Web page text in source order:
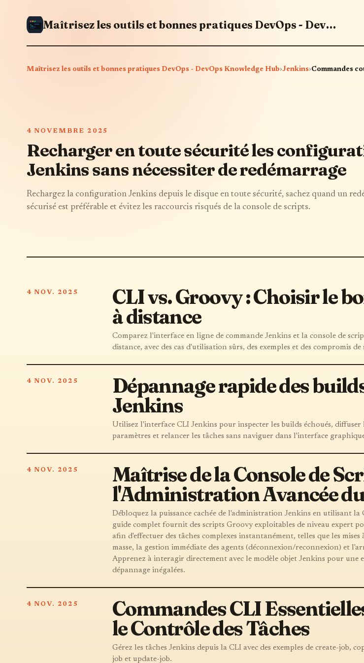
Maîtrisez les outils et bonnes pratiques DevOps - DevOps Knowledge Hub
Maîtrisez les outils et bonnes pratiques DevOps - DevOps Knowledge Hub›Jenkins›Commandes
4 NOVEMBRE 2025
Recharger en toute sécurité les
Jenkins sans nécessiter de redémarrage
Rechargez la configuration Jenkins depuis le disque en toute sécurité, sachez quand un
sécurisé est préférable et évitez les raccourcis risqués de la console de scripts.
4 NOV. 2025
CLI vs. Groovy : Choisir le
à distance
Comparez l'interface en ligne de commande Jenkins et la console de
distance, avec des cas d'utilisation sûrs, des exemples et des compromis de
4 NOV. 2025
Dépannage rapide des
Jenkins
Utilisez l'interface CLI Jenkins pour inspecter les builds échoués, diffuser
paramètres et relancer les tâches sans naviguer dans l'interface
4 NOV. 2025
Maîtrise de la Console de
l'Administration Avancée
Débloquez la puissance cachée de l'administration Jenkins en utilisant la
guide complet fournit des scripts Groovy exploitables de niveau expert
afin d'effectuer des tâches complexes instantanément, telles que les
masse, la gestion immédiate des agents (déconnexion/reconnexion) et
Apprenez à interagir directement avec le modèle objet Jenkins pour une
dépannage inégalées.
4 NOV. 2025
Commandes CLI
le Contrôle des Tâches
Gérez les tâches Jenkins depuis la CLI avec des exemples de create-job,
job et update-job.